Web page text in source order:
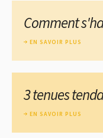
Comment
EN SAVOIR PLUS
3 tenues
EN SAVOIR PLUS